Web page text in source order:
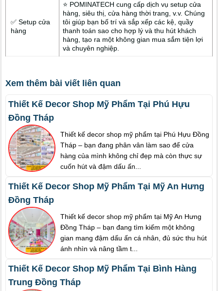
✅ Setup cửa
hàng
⭐ POMINATECH cung cấp dịch vụ setup cửa
hàng, siêu thị, cửa hàng thời trang, v.v. Chúng
tôi giúp bạn bố trí và sắp xếp các kệ, quầy
thanh toán sao cho hợp lý và thu hút khách
hàng, tạo ra một không gian mua sắm tiện lợi
và chuyên nghiệp.
Xem thêm bài viết liên quan
Thiết Kế Decor Shop Mỹ Phẩm Tại Phú Hựu
Đồng Tháp
Thiết kế decor shop mỹ phẩm tại Phú Hựu Đồng
Tháp – bạn đang phân vân làm sao để cửa
hàng của mình không chỉ đẹp mà còn thực sự
cuốn hút và đậm dấu ấn...
Thiết Kế Decor Shop Mỹ Phẩm Tại Mỹ An Hưng
Đồng Tháp
Thiết kế decor shop mỹ phẩm tại Mỹ An Hưng
Đồng Tháp – bạn đang tìm kiếm một không
gian mang đậm dấu ấn cá nhân, đủ sức thu hút
ánh nhìn và nâng tầm t...
Thiết Kế Decor Shop Mỹ Phẩm Tại Bình Hàng
Trung Đồng Tháp